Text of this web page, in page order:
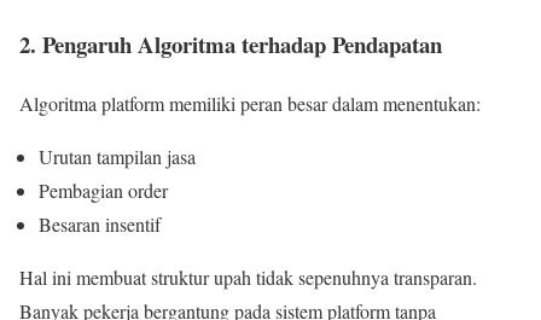
2. Pengaruh Algoritma terhadap Pendapatan
Algoritma platform memiliki peran besar dalam menentukan:
Urutan tampilan jasa
Pembagian order
Besaran insentif
Hal ini membuat struktur upah tidak sepenuhnya transparan.
Banyak pekerja bergantung pada sistem platform tanpa